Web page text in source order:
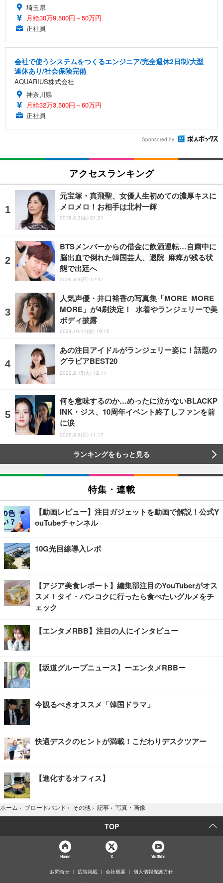
埼玉県
月給30万9,500円～50万円
正社員
会社で使うシステムをつくるエンジニア/完全週休2日制/大型
連休あり/社会保険完備
AQUARIUS株式会社
神奈川県
月給32万3,500円～60万円
正社員
Sponsored by
アクセスランキング
元宝塚・真飛聖、女優人生初めての濃厚キスに
メロメロ！お相手は北村一輝
2018.8.3(金) 21:21
BTSメンバーからの借金に飲酒運転…自粛中に
脳出血で倒れた韓国芸人、退院 麻痺が残る状
態で出廷へ
2026.8.9(日) 12:47
人気声優・井口裕香の写真集「MORE MORE
MORE」が4刷決定！ 水着やランジェリーで美
ボディ披露
2024.10.11(金) 19:15
あの注目アイドルがランジェリー姿に！話題の
グラビアBEST20
2022.2.15(火) 12:11
何を意味するのか…めったに泣かないBLACKP
INK・ジス、10周年イベント終了しファンを前
に涙
2026.8.9(日) 11:17
ランキングをもっと見る
特集・連載
【動画レビュー】注目ガジェットを動画で解説！公式Y
ouTubeチャンネル
10G光回線導入レポ
【アジア美食レポート】編集部注目のYouTuberがオス
スメ！タイ・バンコクに行ったら食べたいグルメをチ
ェック
【エンタメRBB】注目の人にインタビュー
【坂道グループニュース】ーエンタメRBBー
今観るべきオススメ「韓国ドラマ」
快適デスクのヒントが満載！こだわりデスクツアー
【進化するオフィス】
ホーム › ブロードバンド › その他 › 記事 › 写真・画像
TOP
Home X YouTube
お問合せ 広告掲載 会社概要 個人情報保護方針